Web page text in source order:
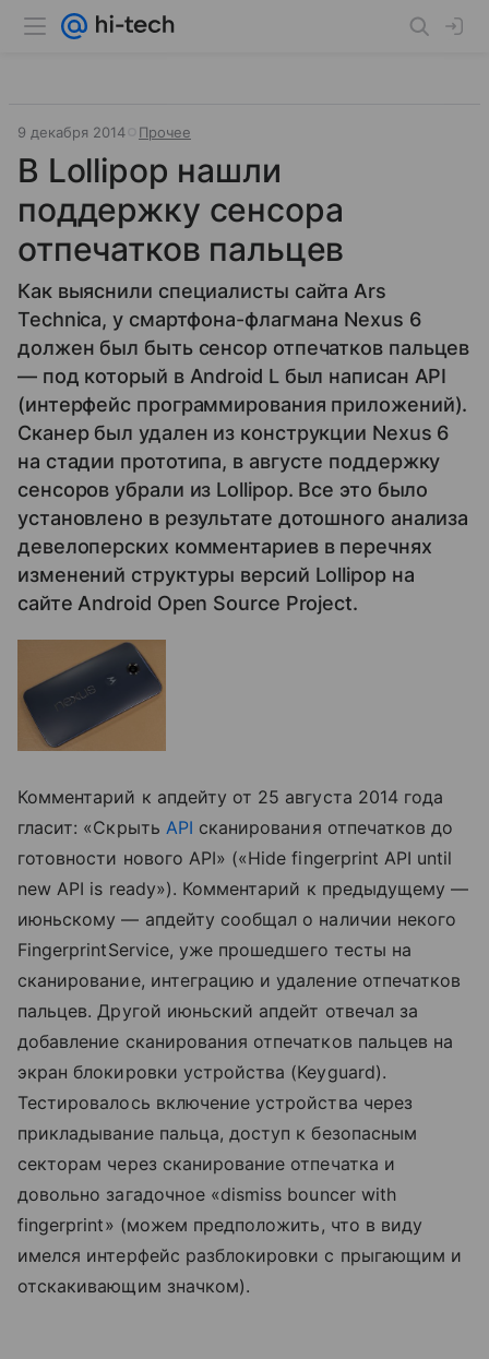
9 декабря 2014 Прочее
В Lollipop нашли
поддержку сенсора
отпечатков пальцев
Как выяснили специалисты сайта Ars
Technica, у смартфона-флагмана Nexus 6
должен был быть сенсор отпечатков пальцев
— под который в Android L был написан API
(интерфейс программирования приложений).
Сканер был удален из конструкции Nexus 6
на стадии прототипа, в августе поддержку
сенсоров убрали из Lollipop. Все это было
установлено в результате дотошного анализа
девелоперских комментариев в перечнях
изменений структуры версий Lollipop на
сайте Android Open Source Project.
Комментарий к апдейту от 25 августа 2014 года
гласит: «Скрыть API сканирования отпечатков до
готовности нового API» («Hide fingerprint API until
new API is ready»). Комментарий к предыдущему —
июньскому — апдейту сообщал о наличии некого
FingerprintService, уже прошедшего тесты на
сканирование, интеграцию и удаление отпечатков
пальцев. Другой июньский апдейт отвечал за
добавление сканирования отпечатков пальцев на
экран блокировки устройства (Keyguard).
Тестировалось включение устройства через
прикладывание пальца, доступ к безопасным
секторам через сканирование отпечатка и
довольно загадочное «dismiss bouncer with
fingerprint» (можем предположить, что в виду
имелся интерфейс разблокировки с прыгающим и
отскакивающим значком).